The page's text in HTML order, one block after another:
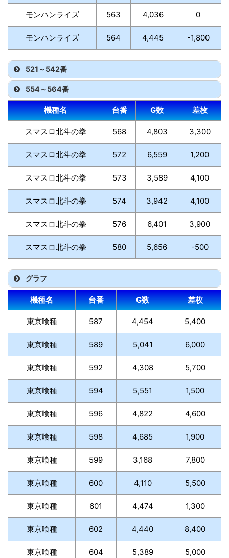
モンハンライズ 563 4,036 0
モンハンライズ 564 4,445 -1,800
521～542番
554～564番
機種名 台番 G数 差枚
スマスロ北斗の拳 568 4,803 3,300
スマスロ北斗の拳 572 6,559 1,200
スマスロ北斗の拳 573 3,589 4,100
スマスロ北斗の拳 574 3,942 4,100
スマスロ北斗の拳 576 6,401 3,900
スマスロ北斗の拳 580 5,656 -500
グラフ
機種名 台番 G数 差枚
東京喰種 587 4,454 5,400
東京喰種 589 5,041 6,000
東京喰種 592 4,308 5,700
東京喰種 594 5,551 1,500
東京喰種 596 4,822 4,600
東京喰種 598 4,685 1,900
東京喰種 599 3,168 7,800
東京喰種 600 4,110 5,500
東京喰種 601 4,474 1,300
東京喰種 602 4,440 8,400
東京喰種 604 5,389 5,000